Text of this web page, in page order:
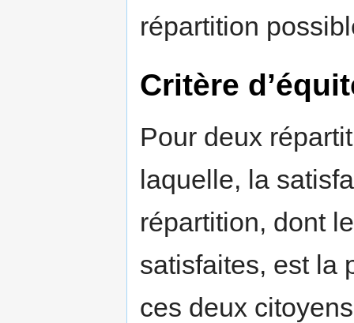
répartition
Critère
Pour deux
laquelle, la
répartition, dont
satisfaites, est la
ces deux